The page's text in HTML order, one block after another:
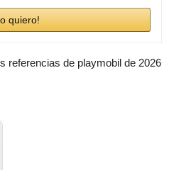
quiero!
referencias de playmobil de 2026